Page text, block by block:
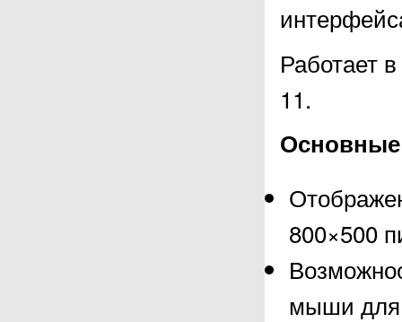
Работает
11.
800×500
мыши для